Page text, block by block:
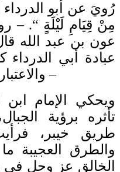
رُويَ عن أبو
مِنْ قِيَامِ لَيْلَةٍ “. – رواه
عون بن عبد الله
عبادة أبي الدرداء
والاعتبار”. – حلية الأولياء:ج1/209 –
ويحكي الإمام
تأثره برؤية
طريق خيبر،
والطرق العجيبة
الخالق عز وجل